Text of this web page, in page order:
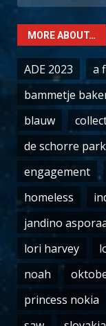
for:
MORE ABOUT…
ADE 2023
a
bammetje
blauw
de schorre park
engagement
homeless
jandino
lori harvey
noah
princess nokia